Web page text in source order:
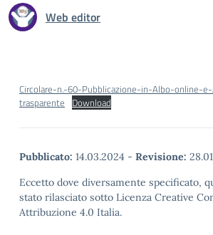
Web editor
Circolare-n.-60-Pubblicazione-in-Albo-online-
trasparente Download
Pubblicato: 14.03.2024 - Revisione:
Eccetto dove diversamente specificato,
stato rilasciato sotto Licenza Creative
Attribuzione 4.0 Italia.